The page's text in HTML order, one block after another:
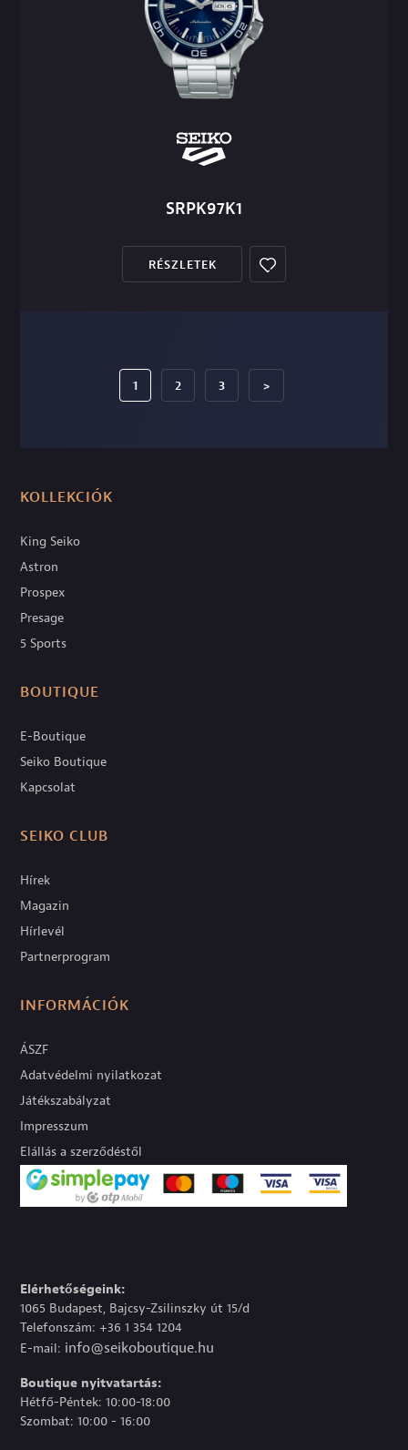
SRPK97K1
RÉSZLETEK
1 2 3 >
KOLLEKCIÓK
King Seiko
Astron
Prospex
Presage
5 Sports
BOUTIQUE
E-Boutique
Seiko Boutique
Kapcsolat
SEIKO CLUB
Hírek
Magazin
Hírlevél
Partnerprogram
INFORMÁCIÓK
ÁSZF
Adatvédelmi nyilatkozat
Játékszabályzat
Impresszum
Elállás a szerződéstől
Elérhetőségeink:
1065 Budapest, Bajcsy-Zsilinszky út 15/d
Telefonszám: +36 1 354 1204
E-mail: info@seikoboutique.hu
Boutique nyitvatartás:
Hétfő-Péntek: 10:00-18:00
Szombat: 10:00 - 16:00